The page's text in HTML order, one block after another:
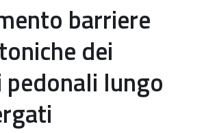
barriere
dei
pedonali lungo